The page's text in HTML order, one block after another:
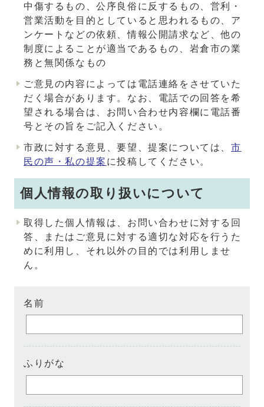
中傷するもの、公序良俗に反するもの、営利・
営業活動を目的としていると思われるもの、ア
ンケートなどの依頼、情報公開請求など、他の
制度によることが適当であるもの、岩倉市の業
務と無関係なもの
ご意見の内容によっては電話連絡をさせていた
だく場合があります。なお、電話での回答を希
望される場合は、お問い合わせ内容欄に電話番
号とその旨をご記入ください。
市政に対する意見、要望、提案については、 市
民の声・私の提案 に投稿してください。
個人情報の取り扱いについて
取得した個人情報は、お問い合わせに対する回
答、またはご意見に対する適切な対応を行うた
めに利用し、それ以外の目的では利用しませ
ん。
名前
ふりがな